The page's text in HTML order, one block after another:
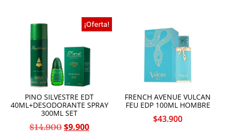
Emporio Armani
Etienne
Faconnable
Ferrari
Fragrance World
Franck Olivier
Giorgio Armani
Giorgio Beverly Hills
Givenchy
Gloria Vanderbilt
Guess
¡Oferta!
PINO SILVESTRE EDT
40ML+DESODORANTE SPRAY
300ML SET
$14.900 $9.900
FRENCH AVENUE VULCAN
FEU EDP 100ML HOMBRE
$43.900